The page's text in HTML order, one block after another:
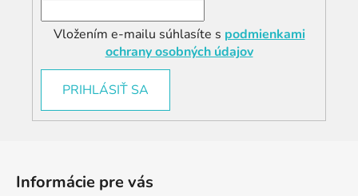
Vložením e-mailu súhlasíte s podmienkami
ochrany osobných údajov
PRIHLÁSIŤ SA
Informácie pre vás